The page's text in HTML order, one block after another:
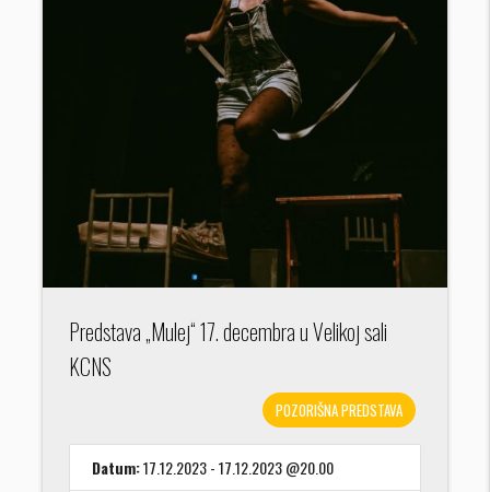
Predstava „Mulej“ 17. decembra u Velikoj sali
KCNS
POZORIŠNA PREDSTAVA
Datum:17.12.2023 - 17.12.2023 @20.00